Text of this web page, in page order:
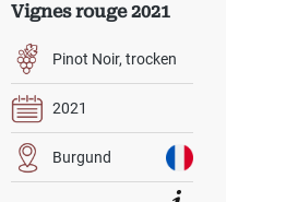
Vignes rouge 2021
Pinot Noir trocken
2021
Burgund